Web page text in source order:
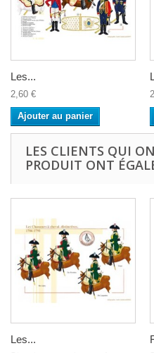
Les...
2,60 €
Ajouter au panier
LES CLIENTS QUI
PRODUIT ONT
Les...